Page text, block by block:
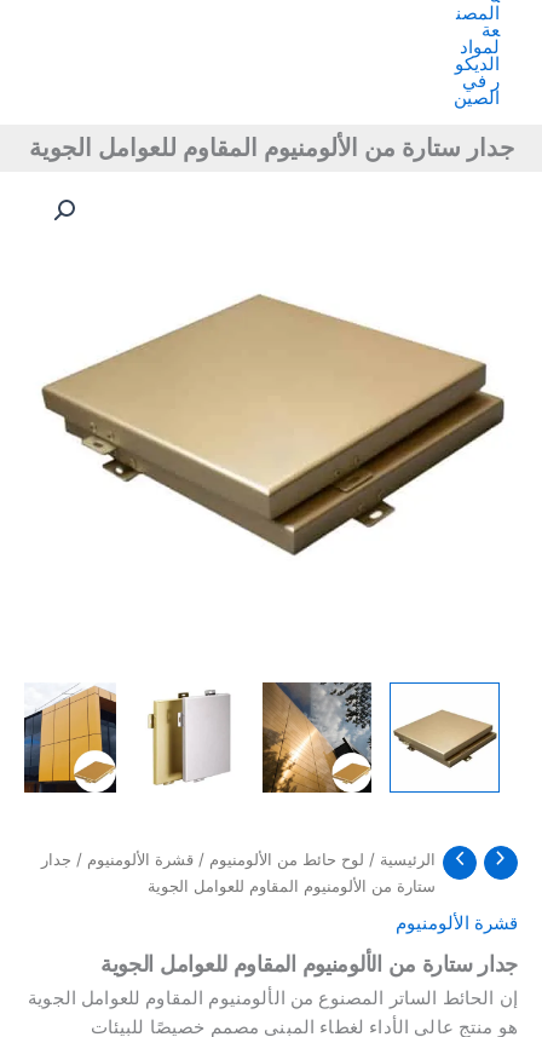
جدار ستارة من الألومنيوم المقاوم للعوامل الجوية
الرئيسية / لوح حائط من الألومنيوم /قشرة الألومنيوم / جدار
ستارة من الألومنيوم المقاوم للعوامل الجوية
قشرة الألومنيوم
جدار ستارة من الألومنيوم المقاوم للعوامل الجوية
إن الحائط الساتر المصنوع من الألومنيوم المقاوم للعوامل الجوية
هو منتج عالي الأداء لغطاء المبنى مصمم خصيصًا للبيئات